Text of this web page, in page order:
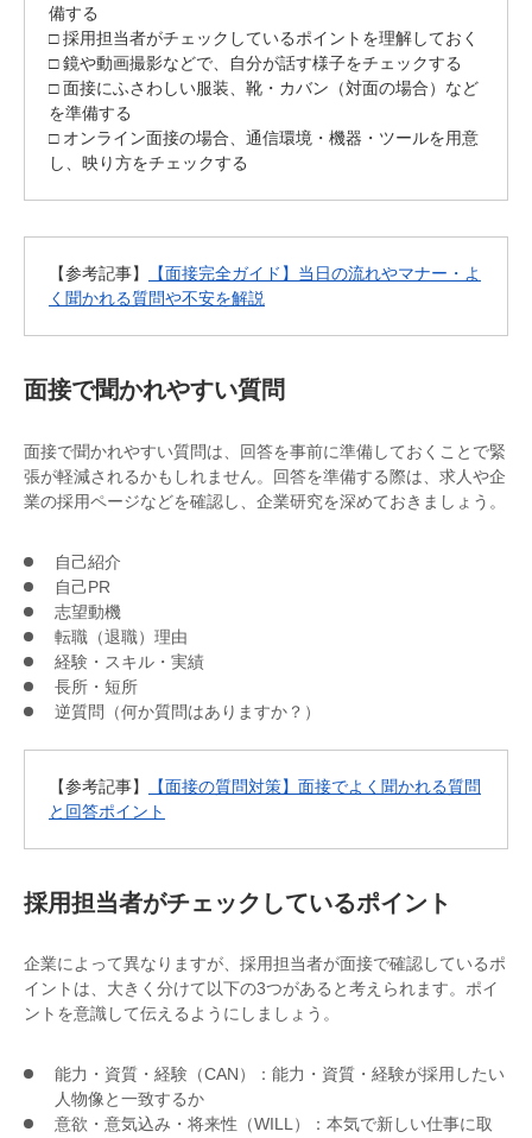
備する
□ 採用担当者がチェックしているポイントを理解しておく
□ 鏡や動画撮影などで、自分が話す様子をチェックする
□ 面接にふさわしい服装、靴・カバン（対面の場合）など
を準備する
□ オンライン面接の場合、通信環境・機器・ツールを用意
し、映り方をチェックする
【参考記事】
【面接完全ガイド】当日の流れやマナー・よ
く聞かれる質問や不安を解説
面接で聞かれやすい質問
面接で聞かれやすい質問は、回答を事前に準備しておくことで緊
張が軽減されるかもしれません。回答を準備する際は、求人や企
業の採用ページなどを確認し、企業研究を深めておきましょう。
自己紹介
自己PR
志望動機
転職（退職）理由
経験・スキル・実績
長所・短所
逆質問（何か質問はありますか？）
【参考記事】
【面接の質問対策】面接でよく聞かれる質問
と回答ポイント
採用担当者がチェックしているポイント
企業によって異なりますが、採用担当者が面接で確認しているポ
イントは、大きく分けて以下の3つがあると考えられます。ポイ
ントを意識して伝えるようにしましょう。
能力・資質・経験（CAN）：能力・資質・経験が採用したい
人物像と一致するか
意欲・意気込み・将来性（WILL）：本気で新しい仕事に取